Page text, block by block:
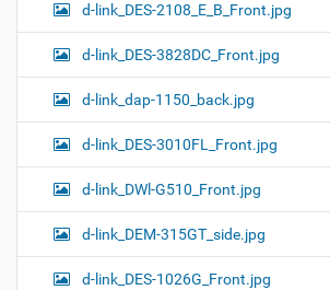
d-link_DES-2108_E_B_Front.jpg
d-link_DES-3828DC_Front.jpg
d-link_dap-1150_back.jpg
d-link_DES-3010FL_Front.jpg
d-link_DWl-G510_Front.jpg
d-link_DEM-315GT_side.jpg
d-link_DES-1026G_Front.jpg